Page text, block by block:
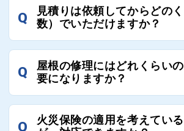
優良業者のみをご紹介できる体制に
心と信頼を維持しております。
屋根コネクトにお任せください。屋
工事業者へのお断りも無料で代行し
れる必要はございませんので、いつ
談ください。
Q
見積りは依頼してからどの
数）でいただけますか？
工事業者にもよりますが、おおよそ
週間前後にはお届けできます。
ご連絡いただき、屋根コネクトから
業者へ状況確認の連絡をし、即時対
Q
屋根の修理にはどれくらい
要になりますか？
工事業者の状況や屋根の状態、工事
って工事期間は変わりますが、目安
Q
火災保険の適用を考えてい